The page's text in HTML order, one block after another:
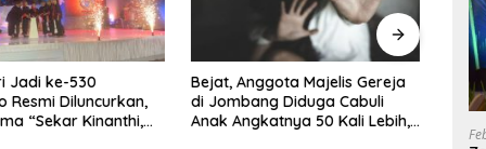
Majelis Gereja
Diduga Cabuli
50 Kali Lebih,
Mantan Ketua DPRD Ponorogo
Jadi Tersangka Korupsi
Tunjangan Perumahan Dewan